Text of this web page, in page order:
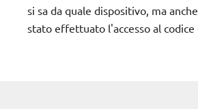
si sa da quale dispositivo, ma
stato effettuato l'accesso al codice